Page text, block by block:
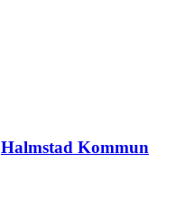
Halmstad Kommun